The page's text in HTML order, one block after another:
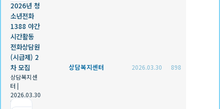
2026년 청
소년전화
1388 야간
시간활동
전화상담원
(시급제) 2
차 모집
상담복지센
터 |
2026.03.30
|
상담복지센터 2026.03.30 898